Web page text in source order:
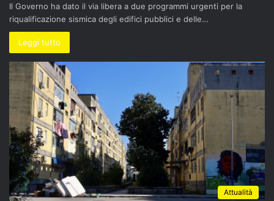
Il Governo ha dato il via libera a due programmi urgenti per la
riqualificazione sismica degli edifici pubblici e delle…
Leggi tutto
Attualità